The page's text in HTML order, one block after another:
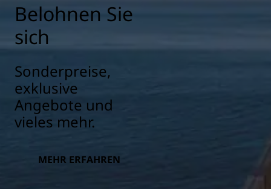
Belohnen Sie
sich
Sonderpreise,
exklusive
Angebote und
vieles mehr.
MEHR ERFAHREN